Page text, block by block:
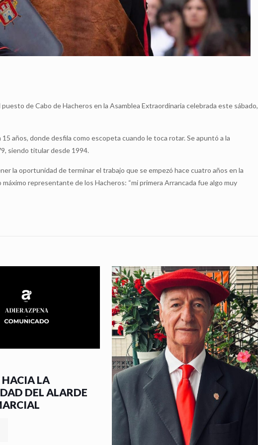
de Cabo de Hacheros en la Asamblea Extraordinaria celebrada este sábado,
años, donde desfila como escopeta cuando le toca rotar. Se apuntó a la
siendo titular desde 1994.
la oportunidad de terminar el trabajo que se empezó hace cuatro años en la
representante de los Hacheros: “mi primera Arrancada fue algo muy
HACIA LA
DEL ALARDE